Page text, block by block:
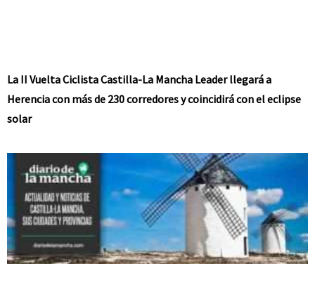
La II Vuelta Ciclista Castilla-La Mancha Leader llegará a
Herencia con más de 230 corredores y coincidirá con el eclipse
solar